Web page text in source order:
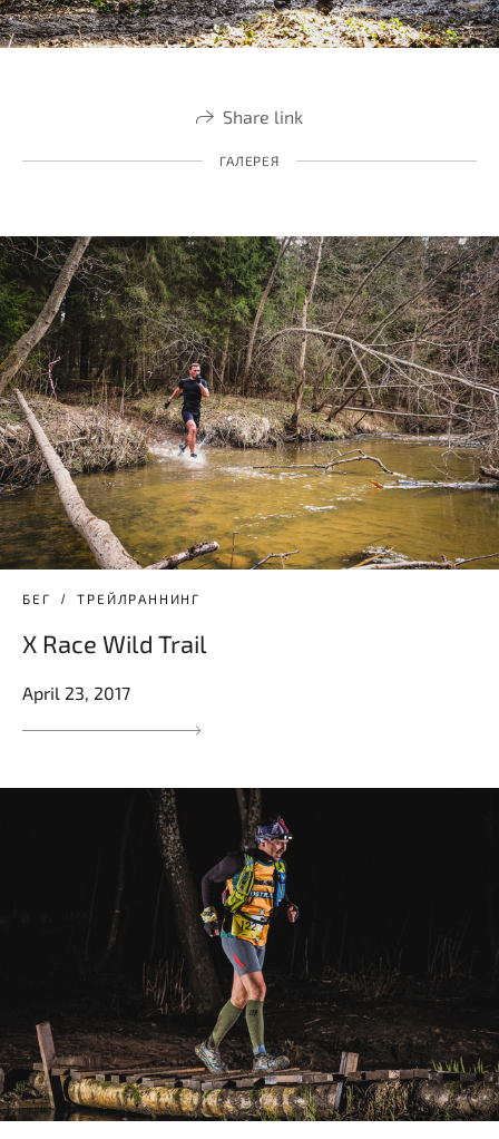
Share link
ГАЛЕРЕЯ
БЕГ ТРЕЙЛРАННИНГ
X Race Wild Trail
April 23, 2017